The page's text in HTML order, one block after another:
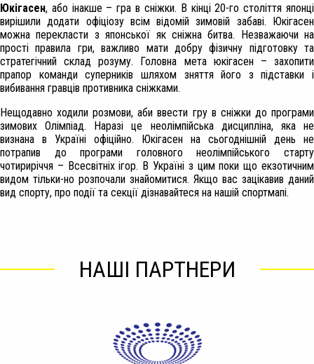
Юкігасен, або інакше – гра в сніжки. В кінці 20-го століття японці
вирішили додати офіціозу всім відомій зимовій забаві. Юкігасен
можна перекласти з японської як сніжна битва. Незважаючи на
прості правила гри, важливо мати добру фізичну підготовку та
стратегічний склад розуму. Головна мета юкігасен – захопити
прапор команди суперників шляхом зняття його з підставки і
вибивання гравців противника сніжками.
Нещодавно ходили розмови, аби ввести гру в сніжки до програми
зимових Олімпіад. Наразі це неолімпійська дисципліна, яка не
визнана в Україні офіційно. Юкігасен на сьогоднішній день не
потрапив до програми головного неолімпійського старту
чотириріччя – Всесвітніх ігор. В Україні з цим поки що екзотичним
видом тільки-но розпочали знайомитися. Якщо вас зацікавив даний
вид спорту, про події та секції дізнавайтеся на нашій спортмапі.
НАШІ ПАРТНЕРИ